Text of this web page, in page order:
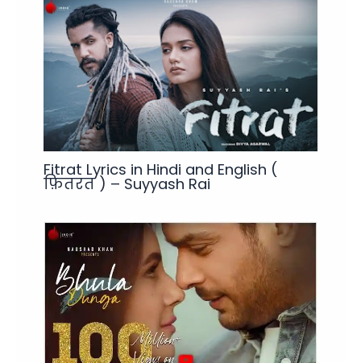
Fitrat Lyrics in Hindi and English (
फ़ितरत ) – Suyyash Rai